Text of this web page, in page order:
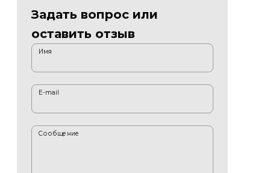
Задать вопрос или
оставить отзыв
Имя
E-mail
Сообщение